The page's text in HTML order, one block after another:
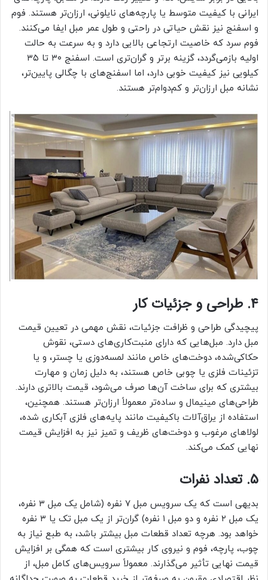
ایرانی با کیفیت متوسط یا پارچه‌های نایلونی، ارزان‌تر هستند. فوم
و اسفنج نیز نقش حیاتی در راحتی و طول عمر مبل ایفا می‌کنند.
فوم سرد که خاصیت ارتجاعی بالایی دارد و به سرعت به حالت
اولیه بازمی‌گردد، گزینه برتر و گران‌تری است. اسفنج ۳۰ تا ۳۵
کیلویی نیز کیفیت خوبی دارد، اما اسفنج‌های با چگالی پایین‌تر،
نشانه مبل ارزان‌تر و کم‌دوام‌تر هستند.
۴. طراحی و جزئیات کار
پیچیدگی طراحی و ظرافت جزئیات، نقش مهمی در تعیین قیمت
مبل دارد. مبل‌هایی که دارای منبت‌کاری‌های دستی، نقوش
حکاکی‌شده، دوخت‌های خاص مانند لمسه‌دوزی یا چستر، و یا
تزئینات فلزی یا چوبی خاص هستند، به دلیل زمان و مهارت
بیشتری که برای ساخت آن‌ها صرف می‌شود، قیمت بالاتری دارند.
طراحی‌های مینیمال و ساده‌تر معمولاً ارزان‌تر هستند. همچنین،
استفاده از یراق‌آلات باکیفیت مانند پایه‌های فلزی آبکاری شده،
لولاهای مرغوب و دوخت‌های ظریف و تمیز نیز به افزایش قیمت
نهایی کمک می‌کند.
۵. تعداد نفرات
بدیهی است که یک سرویس مبل ۷ نفره (شامل یک مبل ۳ نفره،
یک مبل ۲ نفره و دو مبل ۱ نفره) گران‌تر از یک مبل تک یا ۳ نفره
خواهد بود. هرچه تعداد قطعات مبل بیشتر باشد، به طبع نیاز به
چوب، پارچه، فوم و نیروی کار بیشتری است که همگی بر افزایش
قیمت نهایی تأثیر می‌گذارند. معمولاً سرویس‌های کامل مبل، از